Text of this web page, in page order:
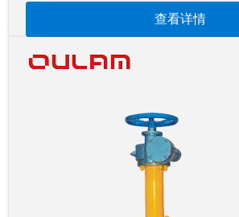
查看详情